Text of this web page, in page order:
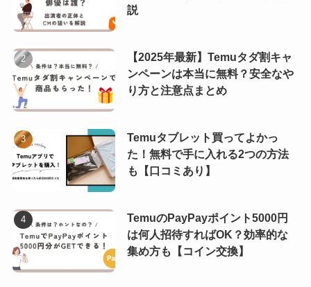
説
【2025年最新】Temuタダ割キャ
ンペーンは本当に無料？安全なや
り方と注意点まとめ
Temuタブレット買ってよかっ
た！無料で手に入れる2つの方法
も【口コミあり】
TemuのPayPayポイント5000円
は何人招待すればOK？効率的な
集め方も【コイン交換】